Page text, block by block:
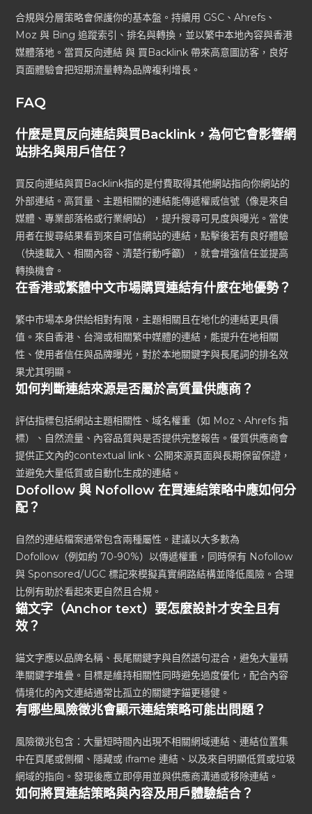
合規與分層策略會保護你的基本盤。持續用 GSC、Ahrefs、
Moz 與 Bing 追蹤索引、排名與轉換，並以繁中本地內容與香港
媒體落地。當買反向連結 與 買Backlink 帶來高意圖訪客，良好
頁面體驗會把短期流量轉為品牌複利增長。
FAQ
什麼是買反向連結與買Backlink，為何它會影響網
站排名與用戶信任？
買反向連結與買Backlink指的是付費取得其他網站指向你網站的
外部連結。高質量、主題相關的連結能傳遞權威信號（像是來自
媒體、專業部落格或行業網站），提升搜尋可見度與曝光。當使
用者在搜尋結果看到來自可信網站的連結，點擊後若有良好體驗
（快速載入、相關內容、清楚行動呼籲），就會增強信任並提高
轉換機會。
在香港或繁體中文市場購買連結有什麼在地優勢？
繁中市場本身供給相對有限，主題相關且在地化的連結更具價
值。來自香港、台灣或相關繁中媒體的連結，能提升在地相關
性、使用者信任與品牌曝光，對於本地關鍵字與長尾詞的排名效
果尤其明顯。
如何判斷連結來源是否屬於高質量供應商？
評估指標包括網站主題相關性、域名權重（如 Moz、Ahrefs 指
標）、自然流量、內容品質與是否提供完整報告。優質供應商會
提供正文內的contextual link、公開來源頁面與長期保留保證，
並避免大量低質或自動化生成的連結。
Dofollow 與 Nofollow 在買連結策略中應如何分
配？
自然的連結檔案通常包含兩種屬性。建議以大多數為
Dofollow（例如約 70-90%）以傳遞權重，同時保有 Nofollow
與 Sponsored/UGC 標記來模擬真實網路結構並降低風險。合理
比例有助於看起來更自然且合規。
錨文字（Anchor text）要怎麼設計才安全且有
效？
錨文字應以品牌名稱、長尾關鍵字與自然語句混合，避免大量精
準關鍵字堆疊。目標是維持相關性同時避免過度優化，配合內容
情境化的內文連結通常比孤立的關鍵字錨更穩健。
有哪些風險徵兆會顯示連結策略可能出問題？
風險徵兆包含：大量短時間內出現不相關網域連結、連結位置集
中在頁尾或側欄、隱藏或 iframe 連結、以及來自明顯低質或垃圾
網域的指向。發現後應立即停用並與供應商溝通或移除連結。
如何將買連結策略與內容及用戶體驗結合？